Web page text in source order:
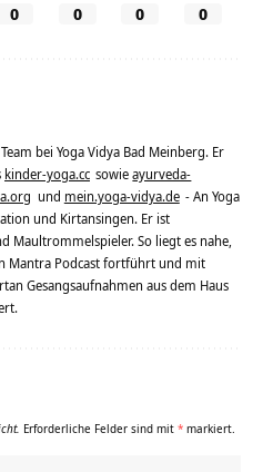
0 0 0 0
bei Yoga Vidya Bad Meinberg. Er
kinder-yoga.cc sowieayurveda-
und mein.yoga-vidya.de - An Yoga
und Kirtansingen. Er ist
Maultrommelspieler. So liegt es nahe,
Mantra Podcast fortführt und mit
Gesangsaufnahmen aus dem Haus
Erforderliche Felder sind mit * markiert.